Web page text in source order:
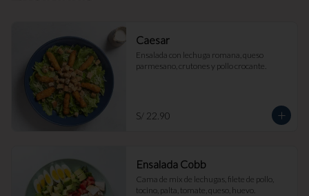
Caesar
Ensalada con lechuga romana, queso
parmesano, crutones y pollo crocante.
S/ 22.90
Ensalada Cobb
Cama de mix de lechugas, filete de pollo,
tocino, palta, tomate, queso, huevo.